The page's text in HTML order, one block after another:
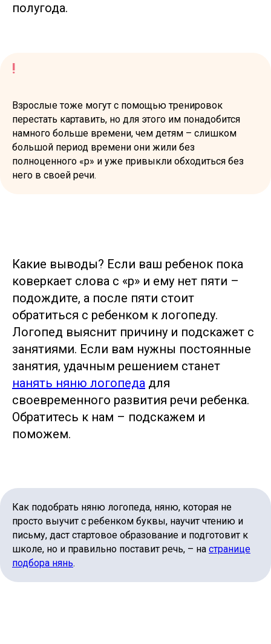
полугода.
!
Взрослые тоже могут с помощью тренировок
перестать картавить, но для этого им понадобится
намного больше времени, чем детям – слишком
большой период времени они жили без
полноценного «р» и уже привыкли обходиться без
него в своей речи.
Какие выводы? Если ваш ребенок пока
коверкает слова с «р» и ему нет пяти –
подождите, а после пяти стоит
обратиться с ребенком к логопеду.
Логопед выяснит причину и подскажет с
занятиями. Если вам нужны постоянные
занятия, удачным решением станет
нанять няню логопеда для
своевременного развития речи ребенка.
Обратитесь к нам – подскажем и
поможем.
Как подобрать няню логопеда, няню, которая не
просто выучит с ребенком буквы, научит чтению и
письму, даст стартовое образование и подготовит к
школе, но и правильно поставит речь, – на странице
подбора нянь.